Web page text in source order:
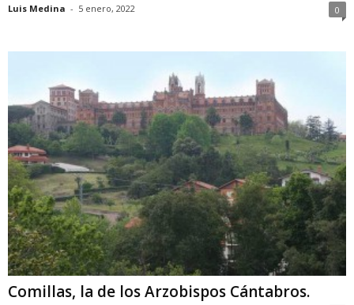
Luis Medina - 5 enero, 2022 0
Comillas, la de los Arzobispos Cántabros.